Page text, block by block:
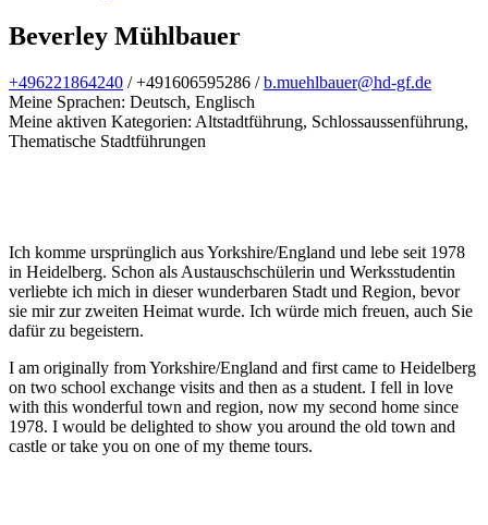
Beverley Mühlbauer
+496221864240 /+491606595286 /b.muehlbauer@hd-gf.de
Meine Sprachen: Deutsch, Englisch
Meine aktiven Kategorien: Altstadtführung, Schlossaussenführung,
Thematische Stadtführungen
Ich komme ursprünglich aus Yorkshire/England und lebe seit 1978
in Heidelberg. Schon als Austauschschülerin und Werksstudentin
verliebte ich mich in dieser wunderbaren Stadt und Region, bevor
sie mir zur zweiten Heimat wurde. Ich würde mich freuen, auch Sie
dafür zu begeistern.
I am originally from Yorkshire/England and first came to Heidelberg
on two school exchange visits and then as a student. I fell in love
with this wonderful town and region, now my second home since
1978. I would be delighted to show you around the old town and
castle or take you on one of my theme tours.